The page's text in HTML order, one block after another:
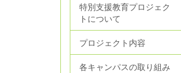
特別支援教育プロジェク
トについて
プロジェクト内容
各キャンパスの取り組み